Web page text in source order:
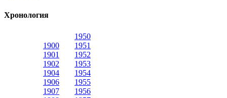
Хронология
1900
1901
1902
1904
1906
1907
1950
1951
1952
1953
1954
1955
1956